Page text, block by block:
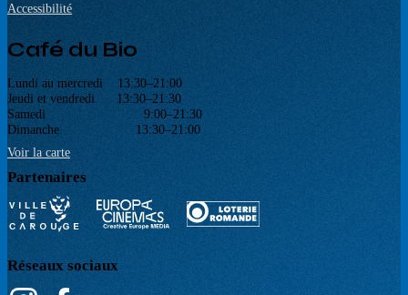
Accessibilité
Café du Bio
Lundi au mercredi 13:30–21:00
Jeudi et vendredi 13:30–21:30
Samedi 9:00–21:30
Dimanche 13:30–21:00
Voir la carte
Partenaires
Réseaux sociaux